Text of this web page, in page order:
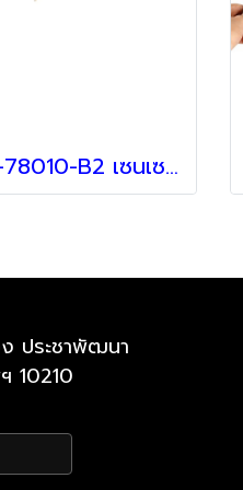
89341-78010-B2 เซนเซอร์กันชน สำหรับรถ Lexus
ประชาพัฒนา
10210